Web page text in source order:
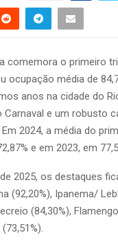
comemora o primeiro
ocupação média de
anos na cidade do
Carnaval e um robusto
2024, a média do
e em 2023, em
2025, os destaques
(92,20%), Ipanema/
(84,30%),